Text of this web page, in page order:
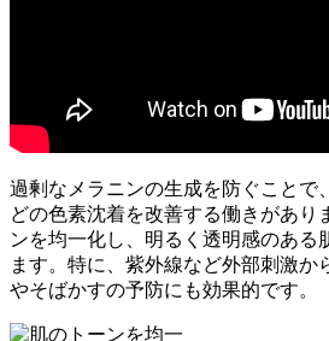
過剰なメラニンの生成を防ぐことで
どの色素沈着を改善する働きがあり
ンを均一化し、明るく透明感のある
ます。特に、紫外線など外部刺激か
やそばかすの予防にも効果的です。